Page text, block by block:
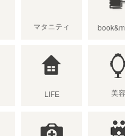
マタニティ
LIFE 美容